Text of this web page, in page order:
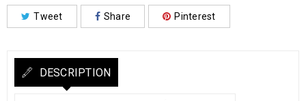
Tweet Share Pinterest
DESCRIPTION